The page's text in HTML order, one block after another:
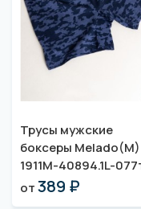
Трусы мужские
боксеры Melado(M)
1911M-40894.1L-
от389 ₽